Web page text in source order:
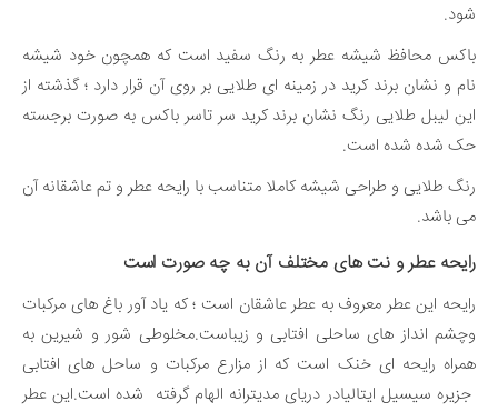
شود.
باکس محافظ شیشه عطر به رنگ سفید است که همچون خود شیشه
نام و نشان برند کرید در زمینه ای طلایی بر روی آن قرار دارد ؛ گذشته از
این لیبل طلایی رنگ نشان برند کرید سر تاسر باکس به صورت برجسته
حک شده شده است.
رنگ طلایی و طراحی شیشه کاملا متناسب با رایحه عطر و تم عاشقانه آن
می باشد.
رایحه عطر و نت های مختلف آن به چه صورت است
رایحه این عطر معروف به عطر عاشقان است ؛ که یاد آور باغ های مرکبات
وچشم انداز های ساحلی افتابی و زیباست.مخلوطی شور و شیرین به
همراه رایحه ای خنک است که از مزارع مرکبات و ساحل های افتابی
جزیره سیسیل ایتالیادر دریای مدیترانه الهام گرفته شده است.این عطر